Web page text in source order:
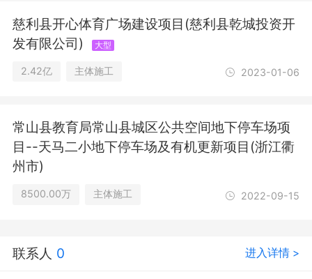
慈利县开心体育广场建设项目(慈利县乾城投资开
发有限公司)
大型
2.42亿 主体施工 2023-01-06
常山县教育局常山县城区公共空间地下停车场项
目--天马二小地下停车场及有机更新项目(浙江衢
州市)
8500.00万 主体施工 2022-09-15
联系人 0 进入详情 >